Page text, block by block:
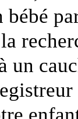
bébé
un